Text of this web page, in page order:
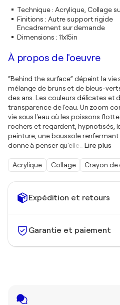
Expédition et retours
Garantie et paiement
Technique: Acrylique, Collage
Finitions : Autre support rigide
Encadrement sur demande
Dimensions : 11x15in
À propos de l'oeuvre
“Behind the surface” dépeint la
mélange de bruns et de bleus-
des ans. Les couleurs délicates et
transparence de l'eau. Un zoom
vie sous l'eau où les poissons
rochers et regardent, hypnotisés,
peinture, une boussole
donne à penser qu'elle
Lire plus
Acrylique Collage Crayon de